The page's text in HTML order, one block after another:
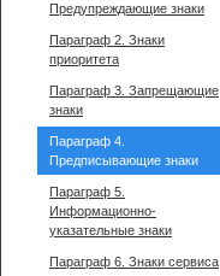
Предупреждающие знаки
Параграф 2. Знаки
приоритета
Параграф 3. Запрещающие
знаки
Параграф 4.
Предписывающие знаки
Параграф 5.
Информационно-
указательные знаки
Параграф 6. Знаки сервиса